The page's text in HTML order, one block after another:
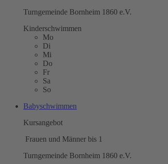
Turngemeinde Bornheim 1860 e.V.
Kinderschwimmen
Mo
Di
Mi
Do
Fr
Sa
So
Babyschwimmen
Kursangebot
Frauen und Männer bis 1
Turngemeinde Bornheim 1860 e.V.